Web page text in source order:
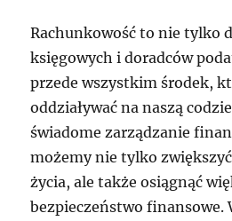
Rachunkowość to nie tylko
księgowych i doradców
przede wszystkim środek,
oddziaływać na naszą
świadome zarządzanie
możemy nie tylko
życia, ale także osiągnąć
bezpieczeństwo finansowe.